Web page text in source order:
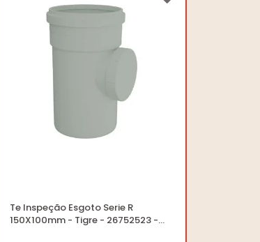
Te Inspeção Esgoto Serie R
150X100mm - Tigre - 26752523 -